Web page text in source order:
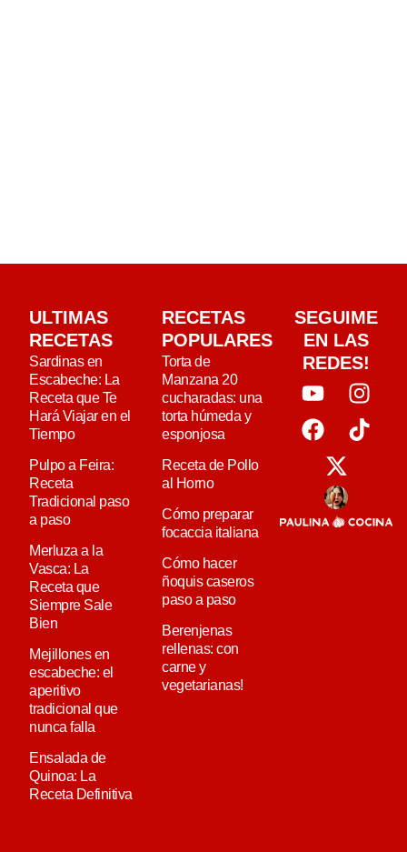
ULTIMAS
RECETAS
Sardinas en
Escabeche: La
Receta que Te
Hará Viajar en el
Tiempo
Pulpo a Feira:
Receta
Tradicional paso
a paso
Merluza a la
Vasca: La
Receta que
Siempre Sale
Bien
Mejillones en
escabeche: el
aperitivo
tradicional que
nunca falla
Ensalada de
Quinoa: La
Receta Definitiva
RECETAS
POPULARES
Torta de
Manzana 20
cucharadas: una
torta húmeda y
esponjosa
Receta de Pollo
al Horno
Cómo preparar
focaccia italiana
Cómo hacer
ñoquis caseros
paso a paso
Berenjenas
rellenas: con
carne y
vegetarianas!
SEGUIME
EN LAS
REDES!